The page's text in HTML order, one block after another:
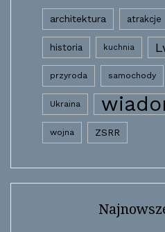
architektura atrakcje
historia kuchnia
przyroda samochody
Ukraina
wojna ZSRR